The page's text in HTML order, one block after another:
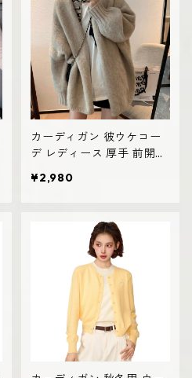
カーディガン 彼ウケコー
デ レディース 厚手 前開き
¥2,980